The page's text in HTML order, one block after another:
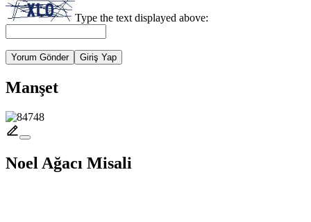
Type the text displayed above:
Yorum Gönder Giriş Yap
Manşet
Noel Ağacı Misali